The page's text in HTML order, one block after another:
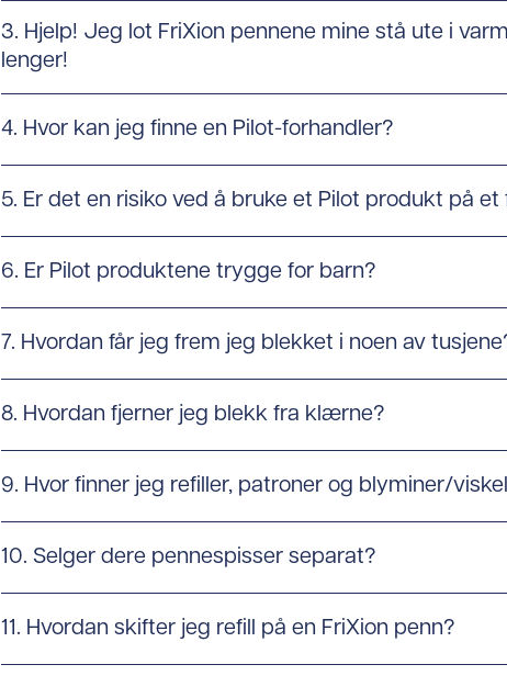
3. Hjelp! Jeg lot FriXion pennene mine stå ute i
lenger!
4. Hvor kan jeg finne en Pilot-forhandler?
5. Er det en risiko ved å bruke et Pilot produkt på et
6. Er Pilot produktene trygge for barn?
7. Hvordan får jeg frem jeg blekket i noen av
8. Hvordan fjerner jeg blekk fra klærne?
9. Hvor finner jeg refiller, patroner og blyminer/
10. Selger dere pennespisser separat?
11. Hvordan skifter jeg refill på en FriXion penn?